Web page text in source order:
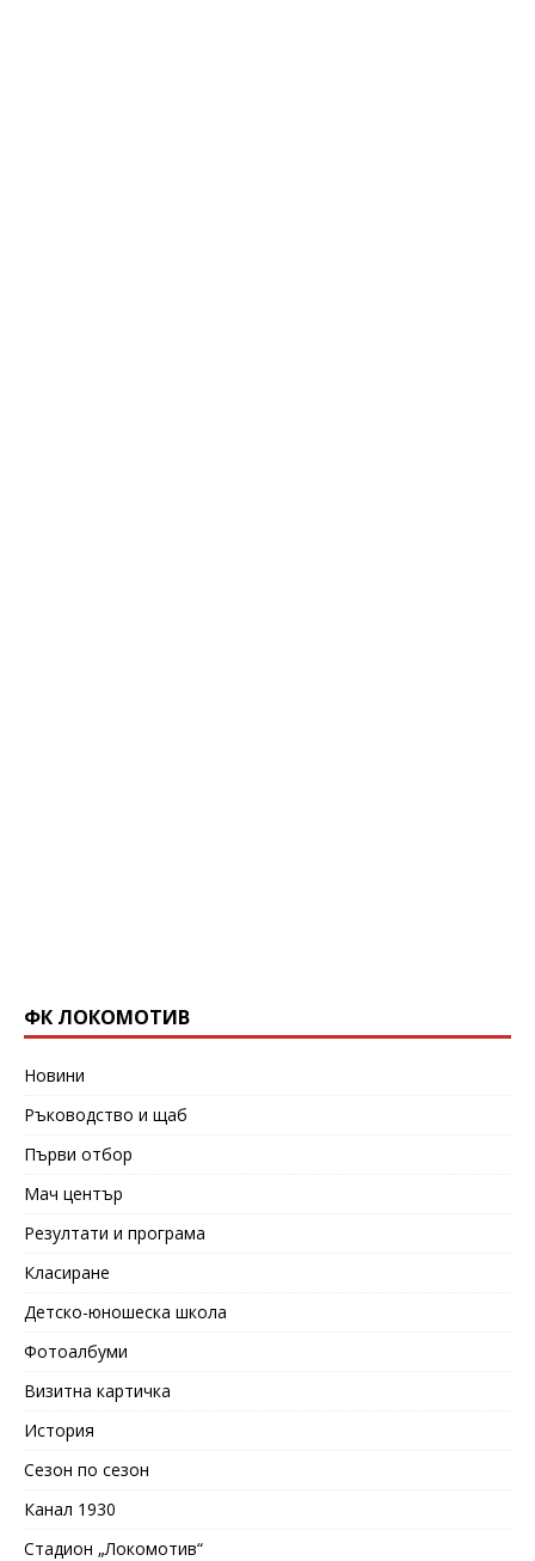
ФК ЛОКОМОТИВ
Новини
Ръководство и щаб
Първи отбор
Мач център
Резултати и програма
Класиране
Детско-юношеска школа
Фотоалбуми
Визитна картичка
История
Сезон по сезон
Канал 1930
Стадион „Локомотив“